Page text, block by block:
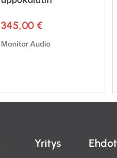
345,00 €
Tuotemerkki:
Monitor Audio
Yritys Ehdot